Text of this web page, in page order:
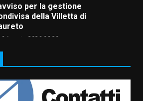
per la gestione
della Villetta di
6 Agosto 2026 06:20
de “L’Albergo
6 Agosto 2026 06:15